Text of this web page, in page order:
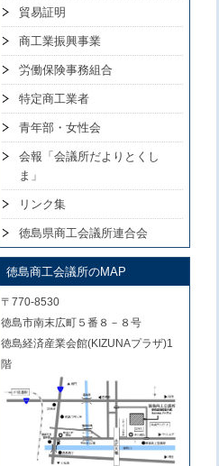
貿易証明
商工業振興事業
労働保険事務組合
特定商工業者
青年部・女性会
会報「会議所だよりとくし
ま」
リンク集
徳島県商工会議所連合会
徳島商工会議所のMAP
〒770-8530
徳島市南末広町５番８－８号
徳島経済産業会館(KIZUNAプラザ)1
階